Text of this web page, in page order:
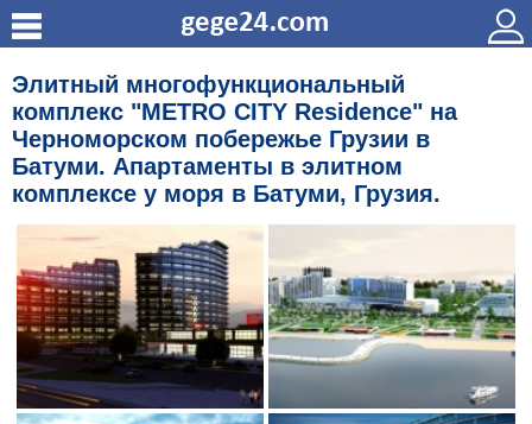
Элитный многофункциональный
комплекс "METRO CITY Residence" на
Черноморском побережье Грузии в
Батуми. Апартаменты в элитном
комплексе у моря в Батуми, Грузия.